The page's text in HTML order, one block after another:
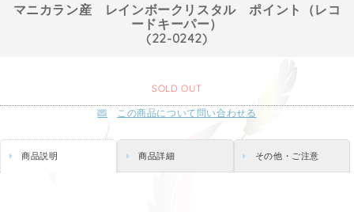
マニカラン産 レインボークリスタル ポイント（レコ
ードキーパー）
(22-0242)
SOLD OUT
この商品について問い合わせる
商品説明 商品詳細 その他・ご注意